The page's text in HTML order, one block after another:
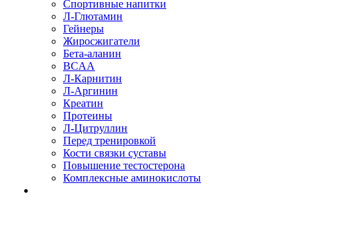
Спортивные напитки
Л-Глютамин
Гейнеры
Жиросжигатели
Бета-аланин
BCAA
Л-Карнитин
Л-Аргинин
Креатин
Протеины
Л-Цитруллин
Перед тренировкой
Кости связки суставы
Повышение тестостерона
Комплексные аминокислоты